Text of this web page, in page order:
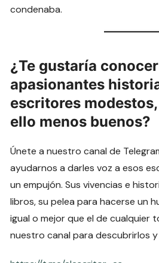
condenaba.
¿Te gustaría
apasionantes
escritores
ello menos buenos?
Únete a nuestro canal de
ayudarnos a darles voz a esos
un empujón. Sus vivencias e
libros, su pelea para hacerse un
igual o mejor que el de cualquier
nuestro canal para descubrirlos